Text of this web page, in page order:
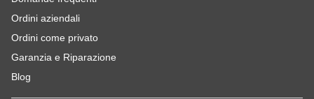
Ordini aziendali
Ordini come privato
Garanzia e Riparazione
Blog